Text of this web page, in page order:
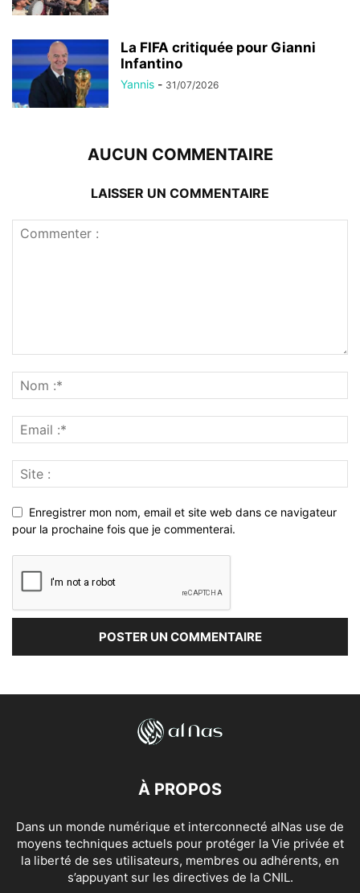
La FIFA critiquée pour Gianni
Infantino
Yannis - 31/07/2026
AUCUN COMMENTAIRE
LAISSER UN COMMENTAIRE
Enregistrer mon nom, email et site web dans ce navigateur
pour la prochaine fois que je commenterai.
À PROPOS
Dans un monde numérique et interconnecté alNas use de
moyens techniques actuels pour protéger la Vie privée et
la liberté de ses utilisateurs, membres ou adhérents, en
s’appuyant sur les directives de la CNIL.